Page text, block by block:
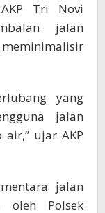
Tri Novi
jalan
yang
jalan
ujar AKP
jalan
oleh Polsek